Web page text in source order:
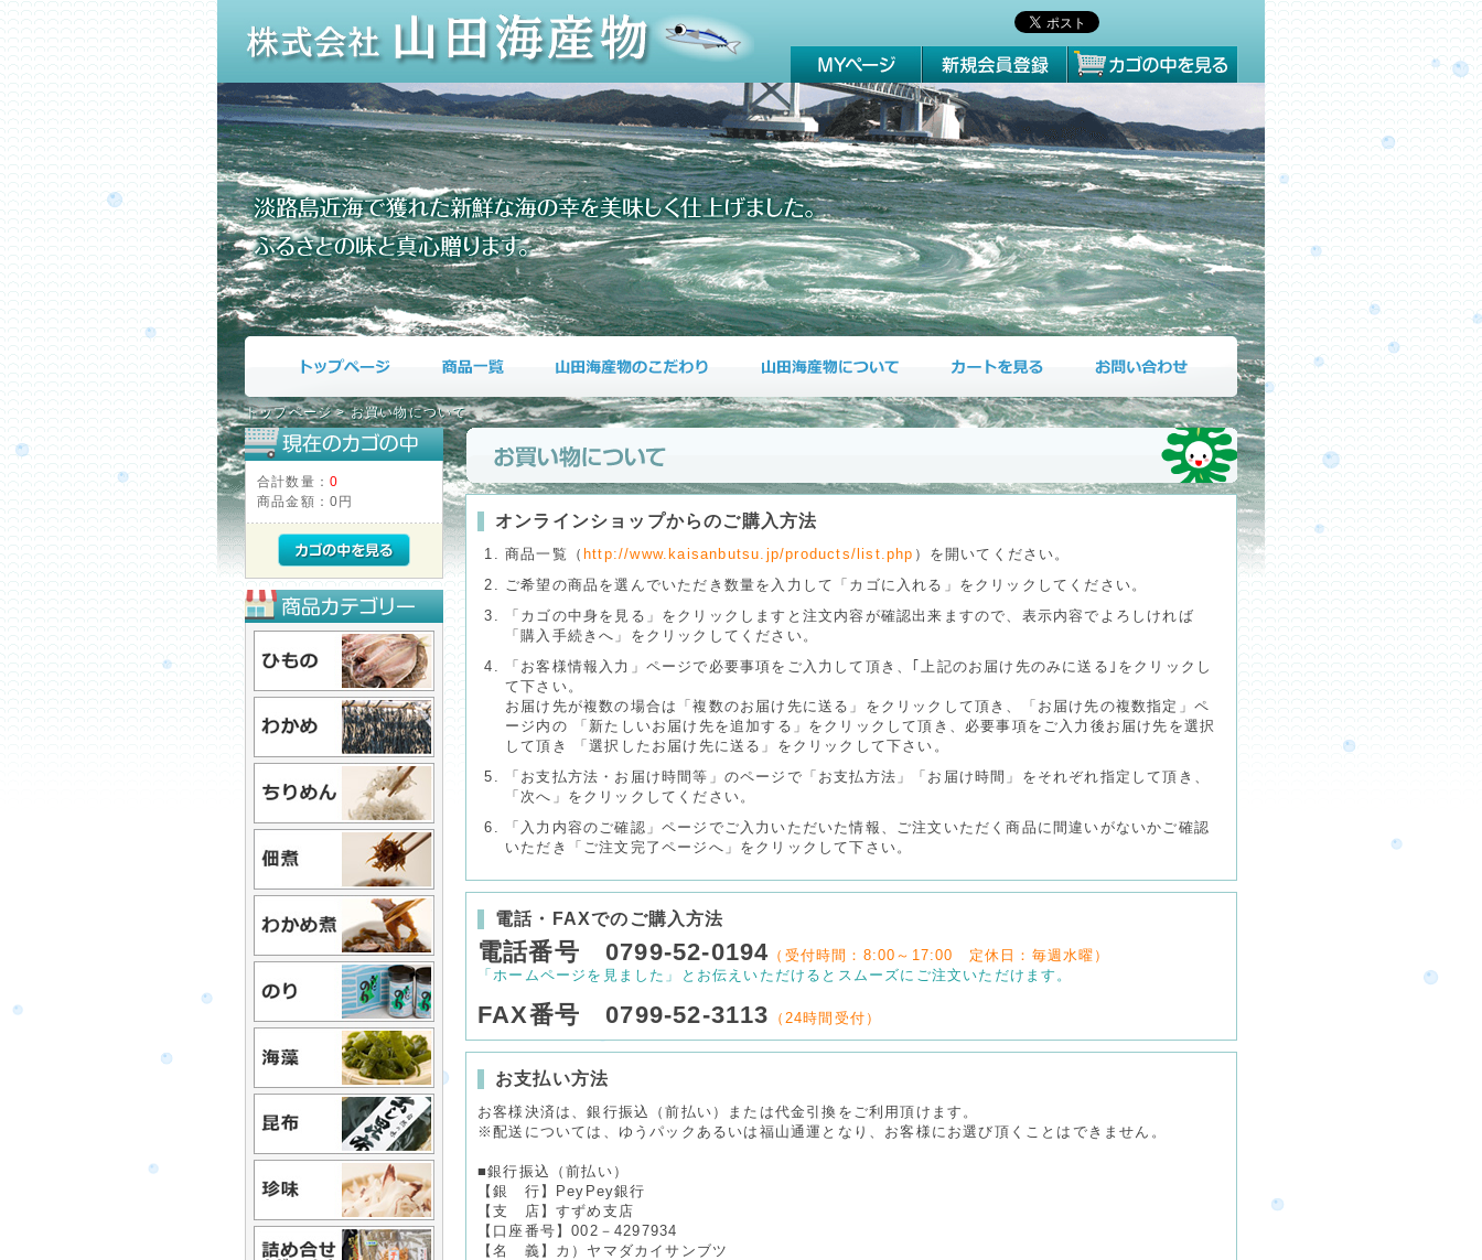
トップページ >お買い物について
合計数量： 0
商品金額： 0円
オンラインショップからのご購入方法
商品一覧（ http://www.kaisanbutsu.jp/products/list.php ）を開いてください。
ご希望の商品を選んでいただき数量を入力して「カゴに入れる」をクリックしてください。
「カゴの中身を見る」をクリックしますと注文内容が確認出来ますので、表示内容でよろしければ
「購入手続きへ」をクリックしてください。
「お客様情報入力」ページで必要事項をご入力して頂き、｢上記のお届け先のみに送る｣をクリックし
て下さい。
お届け先が複数の場合は「複数のお届け先に送る」をクリックして頂き、「お届け先の複数指定」ペ
ージ内の 「新たしいお届け先を追加する」をクリックして頂き、必要事項をご入力後お届け先を選択
して頂き 「選択したお届け先に送る」をクリックして下さい。
「お支払方法・お届け時間等」のページで「お支払方法」「お届け時間」をそれぞれ指定して頂き、
「次へ」をクリックしてください。
「入力内容のご確認」ページでご入力いただいた情報、ご注文いただく商品に間違いがないかご確認
いただき「ご注文完了ページへ」をクリックして下さい。
電話・FAXでのご購入方法
電話番号 0799-52-0194 （受付時間：8:00～17:00 定休日：毎週水曜）
「ホームページを見ました」とお伝えいただけるとスムーズにご注文いただけます。
FAX番号 0799-52-3113 （24時間受付）
お支払い方法
お客様決済は、銀行振込（前払い）または代金引換をご利用頂けます。
※配送については、ゆうパックあるいは福山通運となり、お客様にお選び頂くことはできません。
■銀行振込（前払い）
【銀 行】PeyPey銀行
【支 店】すずめ支店
【口座番号】002－4297934
【名 義】カ）ヤマダカイサンブツ